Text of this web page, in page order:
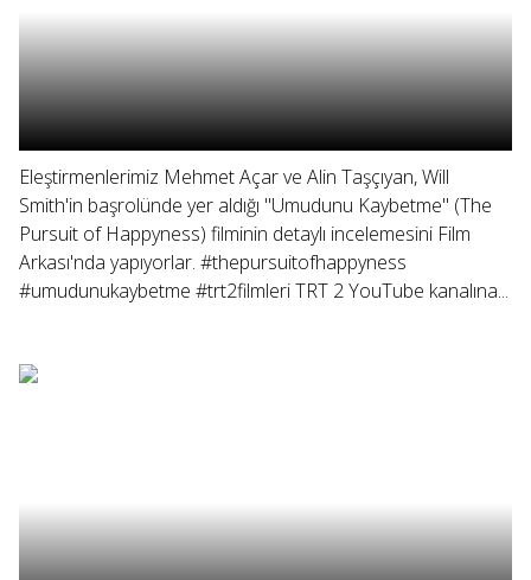
Eleştirmenlerimiz Mehmet Açar ve Alin Taşçıyan, Will
Smith'in başrolünde yer aldığı "Umudunu Kaybetme" (The
Pursuit of Happyness) filminin detaylı incelemesini Film
Arkası'nda yapıyorlar. #thepursuitofhappyness
#umudunukaybetme #trt2filmleri TRT 2 YouTube kanalına...